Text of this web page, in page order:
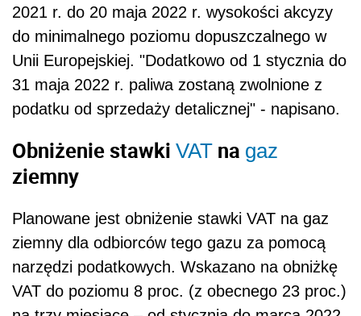
2021 r. do 20 maja 2022 r. wysokości akcyzy
do minimalnego poziomu dopuszczalnego w
Unii Europejskiej. "Dodatkowo od 1 stycznia do
31 maja 2022 r. paliwa zostaną zwolnione z
podatku od sprzedaży detalicznej" - napisano.
Obniżenie stawki VAT na gaz
ziemny
Planowane jest obniżenie stawki VAT na gaz
ziemny dla odbiorców tego gazu za pomocą
narzędzi podatkowych. Wskazano na obniżkę
VAT do poziomu 8 proc. (z obecnego 23 proc.)